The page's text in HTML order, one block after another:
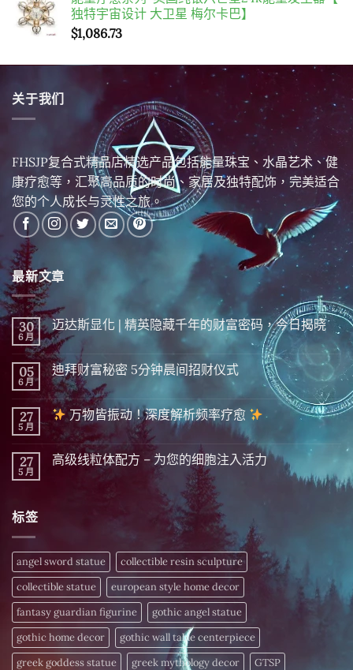
独特宇宙设计 大卫星 梅尔卡巴】
$1,086.73
关于我们
FHSJP复合式精品店精选产品包括能量珠宝、水晶艺术、健
康疗愈等，汇聚高品质的时尚、家居及独特配饰，完美适合
您的个人成长与灵性之旅。
最新文章
30
6 月
迈达斯显化 | 精英隐藏千年的财富密码，今日揭晓
在
〈迈
达
斯
显
化
|
精
英
隐
千
年
晓〉
中
尚
無
留
言
05
6 月
迪拜财富秘密 5分钟晨间招财仪式
在
〈迪
拜
财
富
密 5
分
钟
尚
無
留
言
27
5 月
万物皆振动！深度解析频率疗愈
在
万
频
率
疗
愈
〉
中
尚
無
留
言
27
5 月
高级线粒体配方 – 为您的细胞注入活力
–
为
您
的
细
胞
注
入
活
力〉
中
标签
angel sword statue
collectible resin sculpture
collectible statue
european style home decor
fantasy guardian figurine
gothic angel statue
gothic home decor
gothic wall table centerpiece
greek goddess statue
greek mythology decor
GTSP